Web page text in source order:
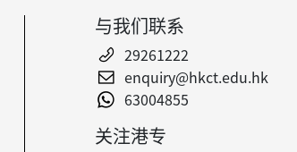
与我们联系
29261222
enquiry@hkct.edu.hk
63004855
关注港专